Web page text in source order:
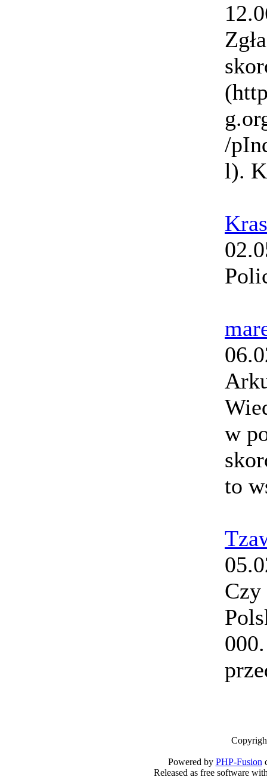
/
l).
w
to
Czy
Powered by PHP-Fusion
Released as free software